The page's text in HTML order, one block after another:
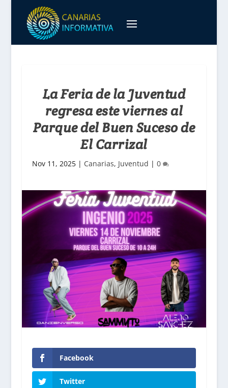
La Feria de la Juventud
regresa este viernes al
Parque del Buen Suceso de
El Carrizal
Nov 11, 2025| Canarias, Juventud | 0
Facebook
Twitter